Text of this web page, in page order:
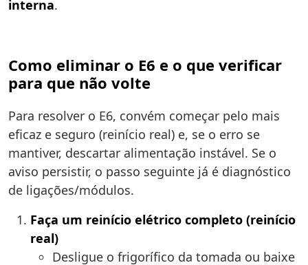
interna.
Como eliminar o E6 e o que verificar
para que não volte
Para resolver o E6, convém começar pelo mais
eficaz e seguro (reinício real) e, se o erro se
mantiver, descartar alimentação instável. Se o
aviso persistir, o passo seguinte já é diagnóstico
de ligações/módulos.
Faça um reinício elétrico completo (reinício
real)
Desligue o frigorífico da tomada ou baixe